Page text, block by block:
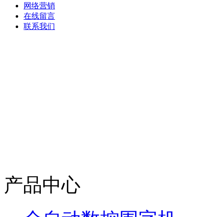
网络营销
在线留言
联系我们
产品中心